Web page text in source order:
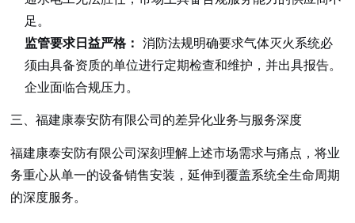
足。
监管要求日益严格： 消防法规明确要求气体灭火系统必
须由具备资质的单位进行定期检查和维护，并出具报告。
企业面临合规压力。
三、福建康泰安防有限公司的差异化业务与服务深度
福建康泰安防有限公司深刻理解上述市场需求与痛点，将业
务重心从单一的设备销售安装，延伸到覆盖系统全生命周期
的深度服务。